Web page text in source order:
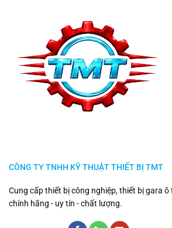
CÔNG TY TNHH KỸ THUẬT THIẾT BỊ TMT
Cung cấp thiết bị công nghiệp, thiết bị gara
chính hãng - uy tín - chất lượng.